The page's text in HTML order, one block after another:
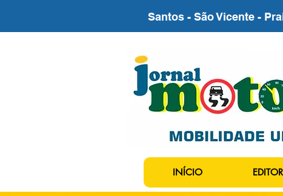
Santos - São Vicente -
INÍCIO